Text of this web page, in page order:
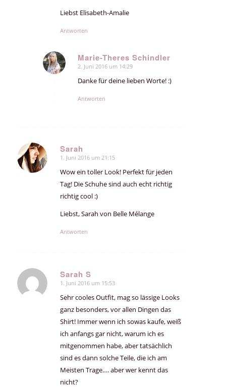
Liebst Elisabeth-Amalie
Antworten
Marie-Theres Schindler
sagte:
2. Juni 2016 um 14:29
Danke für deine lieben Worte! :)
Antworten
Sarah
sagte:
1. Juni 2016 um 21:15
Wow ein toller Look! Perfekt für jeden
Tag! Die Schuhe sind auch echt richtig
richtig cool :)
Liebst, Sarah von Belle Mélange
Antworten
Sarah S
sagte:
1. Juni 2016 um 15:53
Sehr cooles Outfit, mag so lässige Looks
ganz besonders, vor allen Dingen das
Shirt! Immer wenn ich sowas kaufe, weiß
ich anfangs gar nicht, warum ich es
mitgenommen habe, aber tatsächlich
sind es dann solche Teile, die ich am
Meisten Trage…. aber wer kennt das
nicht?